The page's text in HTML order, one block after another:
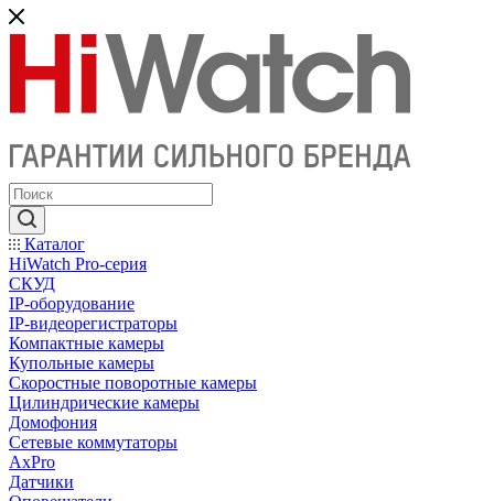
Каталог
HiWatch Pro-серия
CКУД
IP-оборудование
IP-видеорегистраторы
Компактные камеры
Купольные камеры
Скоростные поворотные камеры
Цилиндрические камеры
Домофония
Сетевые коммутаторы
AxPro
Датчики